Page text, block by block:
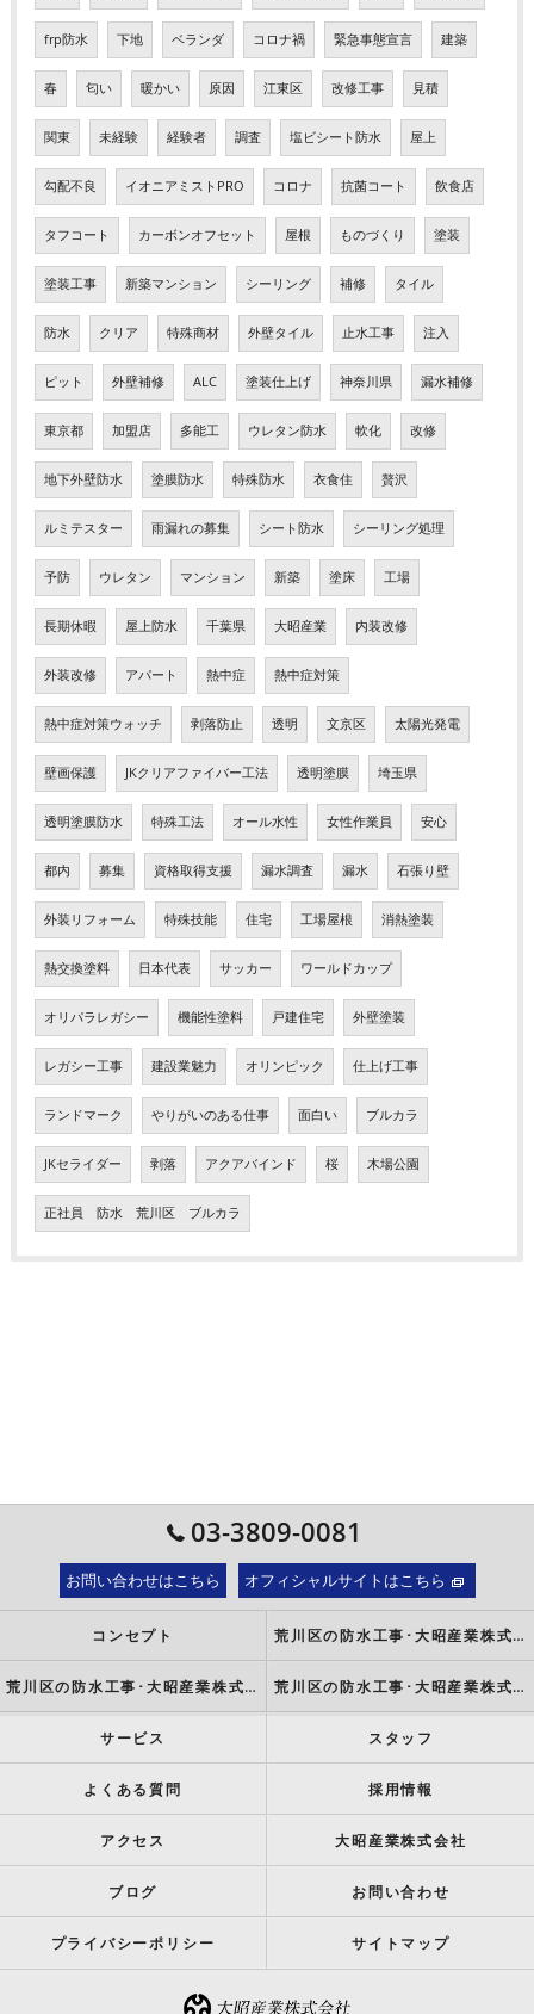
frp防水 下地 ベランダ コロナ禍 緊急事態宣言 建築
春 匂い 暖かい 原因 江東区 改修工事 見積
関東 未経験 経験者 調査 塩ビシート防水 屋上
勾配不良 イオニアミストPRO コロナ 抗菌コート 飲食店
タフコート カーボンオフセット 屋根 ものづくり 塗装
塗装工事 新築マンション シーリング 補修 タイル
防水 クリア 特殊商材 外壁タイル 止水工事 注入
ピット 外壁補修 ALC 塗装仕上げ 神奈川県 漏水補修
東京都 加盟店 多能工 ウレタン防水 軟化 改修
地下外壁防水 塗膜防水 特殊防水 衣食住 贅沢
ルミテスター 雨漏れの募集 シート防水 シーリング処理
予防 ウレタン マンション 新築 塗床 工場
長期休暇 屋上防水 千葉県 大昭産業 内装改修
外装改修 アパート 熱中症 熱中症対策
熱中症対策ウォッチ 剥落防止 透明 文京区 太陽光発電
壁画保護 JKクリアファイバー工法 透明塗膜 埼玉県
透明塗膜防水 特殊工法 オール水性 女性作業員 安心
都内 募集 資格取得支援 漏水調査 漏水 石張り壁
外装リフォーム 特殊技能 住宅 工場屋根 消熱塗装
熱交換塗料 日本代表 サッカー ワールドカップ
オリパラレガシー 機能性塗料 戸建住宅 外壁塗装
レガシー工事 建設業魅力 オリンピック 仕上げ工事
ランドマーク やりがいのある仕事 面白い ブルカラ
JKセライダー 剥落 アクアバインド 桜 木場公園
正社員 防水 荒川区 ブルカラ
03-3809-0081
お問い合わせはこちら オフィシャルサイトはこちら
コンセプト 荒川区の防水工事･大昭産業株式会社の口コミ情報
荒川区の防水工事･大昭産業株式会社の評判 荒川区の防水工事･大昭産業株式会社のお客様の声
サービス スタッフ
よくある質問 採用情報
アクセス 大昭産業株式会社
ブログ お問い合わせ
プライバシーポリシー サイトマップ